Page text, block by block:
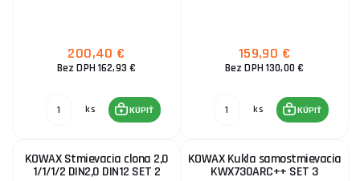
200,40 €
Bez DPH 162,93 €
ks KÚPIŤ
159,90 €
Bez DPH 130,00 €
ks KÚPIŤ
KOWAX Stmievacia clona 2,0
1/1/1/2 DIN2,0 DIN12 SET 2
KOWAX Kukla samostmievacia
KWX730ARC++ SET 3